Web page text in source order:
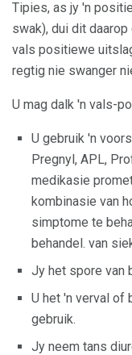
Tipies, as jy 'n
swak), dui dit
vals positiewe
regtig nie swanger
U mag dalk 'n vals-
U gebruik 'n
Pregnyl, APL,
medikasie
kombinasie van
simptome te
behandel. van
Jy het spore van
U het 'n verval of
gebruik.
Jy neem tans